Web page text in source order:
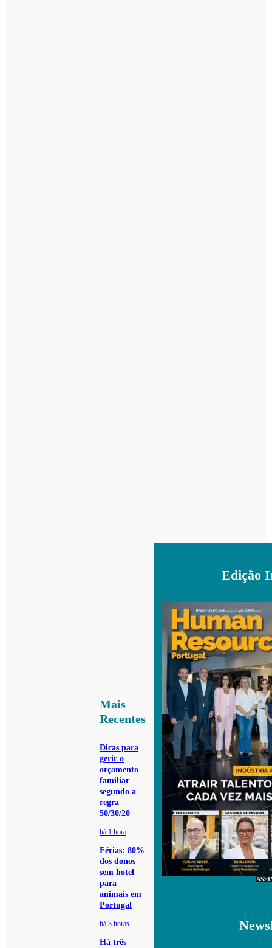
Mais
Recentes
Dicas para
gerir o
orçamento
familiar
segundo a
regra
50/30/20
há 1 hora
Férias: 80%
dos donos
sem hotel
para
animais em
Portugal
há 3 horas
Há três
Edição